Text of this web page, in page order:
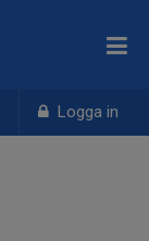
Logga in